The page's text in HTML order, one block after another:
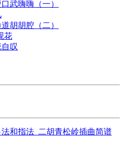
武嗨嗨（一）
胡胡腔（二）
花
叹
和指法_二胡青松岭插曲简谱